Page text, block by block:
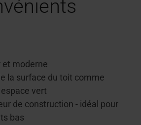
et moderne
la surface du toit comme
vert
de construction - idéal pour
bas